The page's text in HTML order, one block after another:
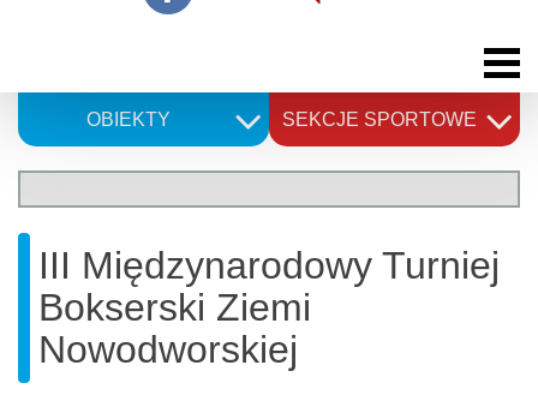
OBIEKTY SEKCJE SPORTOWE
III Międzynarodowy Turniej
Bokserski Ziemi
Nowodworskiej